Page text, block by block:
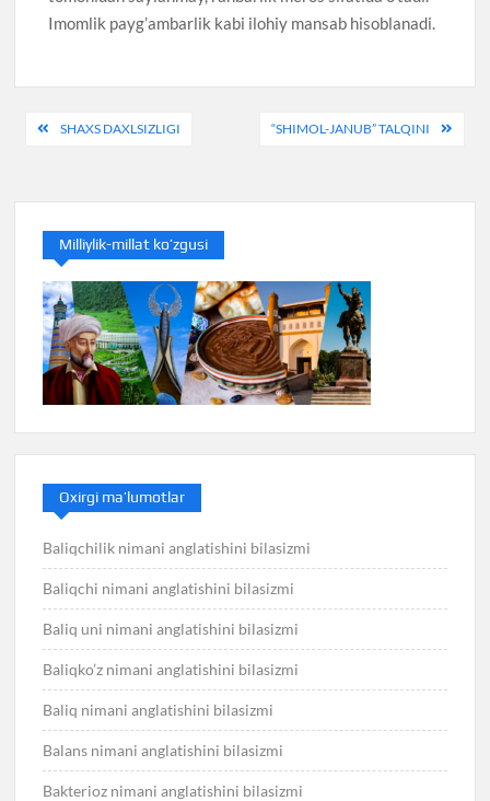
Imomlik payg’ambarlik kabi ilohiy mansab hisoblanadi.
PostSHAXS DAXLSIZLIGI “SHIMOL-JANUB” TALQINI
Milliylik-millat ko’zgusi
Oxirgi ma’lumotlar
Baliqchilik nimani anglatishini bilasizmi
Baliqchi nimani anglatishini bilasizmi
Baliq uni nimani anglatishini bilasizmi
Baliqko’z nimani anglatishini bilasizmi
Baliq nimani anglatishini bilasizmi
Balans nimani anglatishini bilasizmi
Bakterioz nimani anglatishini bilasizmi